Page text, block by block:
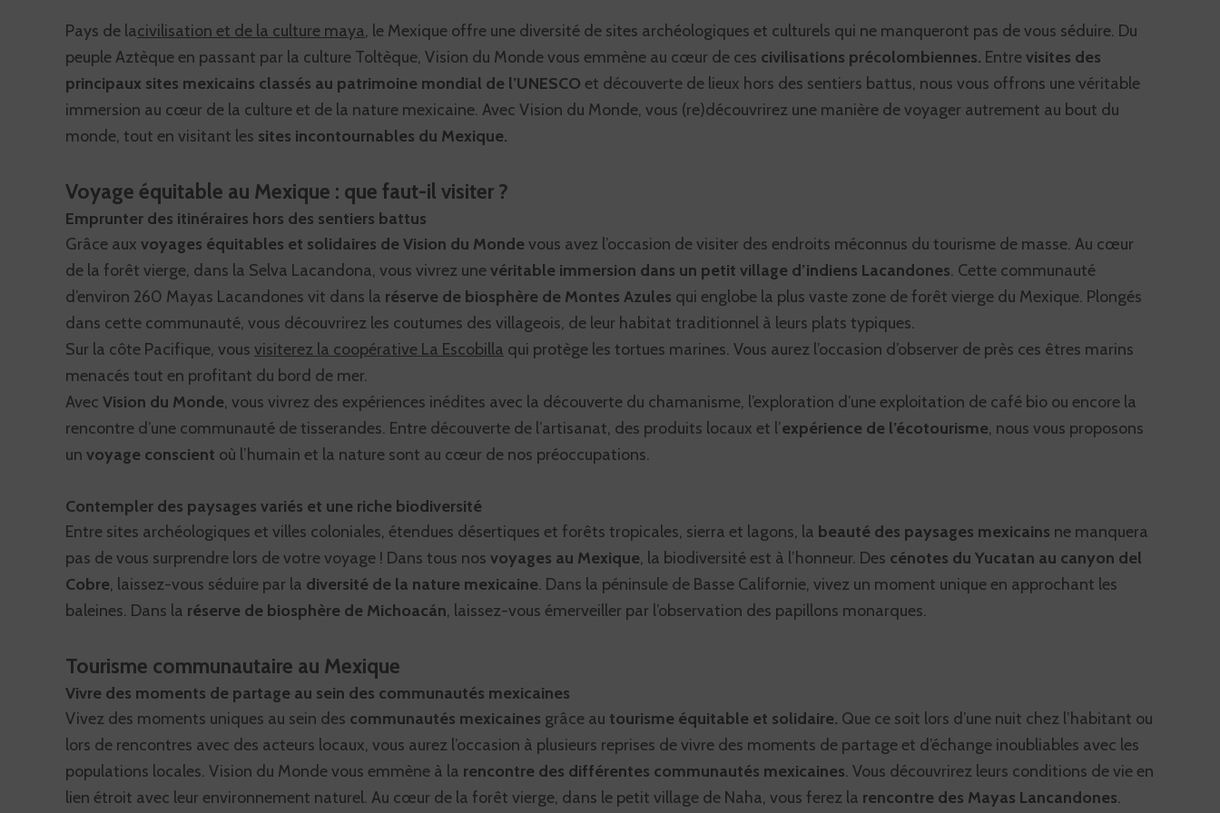
Pays de lacivilisation et de la culture maya, le Mexique offre une diversité de sites archéologiques et culturels qui ne manqueront pas de vous séduire. Du
peuple Aztèque en passant par la culture Toltèque, Vision du Monde vous emmène au cœur de ces civilisations précolombiennes. Entrevisites des
principaux sites mexicains classés au patrimoine mondial de l’UNESCO et découverte de lieux hors des sentiers battus, nous vous offrons une véritable
immersion au cœur de la culture et de la nature mexicaine. Avec Vision du Monde, vous (re)découvrirez une manière de voyager autrement au bout du
monde, tout en visitant les sites incontournables du Mexique.
Voyage équitable au Mexique : que faut-il visiter ?
Emprunter des itinéraires hors des sentiers battus
Grâce aux voyages équitables et solidaires de Vision du Monde vous avez l’occasion de visiter des endroits méconnus du tourisme de masse. Au cœur
de la forêt vierge, dans la Selva Lacandona, vous vivrez unevéritable immersion dans un petit village d’indiens Lacandones. Cette communauté
d’environ 260 Mayas Lacandones vit dans la réserve de biosphère de Montes Azules qui englobe la plus vaste zone de forêt vierge du Mexique. Plongés
dans cette communauté, vous découvrirez les coutumes des villageois, de leur habitat traditionnel à leurs plats typiques.
Sur la côte Pacifique, vous visiterez la coopérative La Escobilla qui protège les tortues marines. Vous aurez l’occasion d’observer de près ces êtres marins
menacés tout en profitant du bord de mer.
Avec Vision du Monde, vous vivrez des expériences inédites avec la découverte du chamanisme, l’exploration d’une exploitation de café bio ou encore la
rencontre d’une communauté de tisserandes. Entre découverte de l’artisanat, des produits locaux et l’expérience de l’écotourisme, nous vous proposons
un voyage conscient où l’humain et la nature sont au cœur de nos préoccupations.
Contempler des paysages variés et une riche biodiversité
Entre sites archéologiques et villes coloniales, étendues désertiques et forêts tropicales, sierra et lagons, la beauté des paysages mexicains ne manquera
pas de vous surprendre lors de votre voyage ! Dans tous nos voyages au Mexique, la biodiversité est à l’honneur. Des cénotes du Yucatan au canyon del
Cobre, laissez-vous séduire par la diversité de la nature mexicaine. Dans la péninsule de Basse Californie, vivez un moment unique en approchant les
baleines. Dans la réserve de biosphère de Michoacán, laissez-vous émerveiller par l’observation des papillons monarques.
Tourisme communautaire au Mexique
Vivre des moments de partage au sein des communautés mexicaines
Vivez des moments uniques au sein des communautés mexicaines grâce au tourisme équitable et solidaire. Que ce soit lors d’une nuit chez l’habitant ou
lors de rencontres avec des acteurs locaux, vous aurez l’occasion à plusieurs reprises de vivre des moments de partage et d’échange inoubliables avec les
populations locales. Vision du Monde vous emmène à la rencontre des différentes communautés mexicaines. Vous découvrirez leurs conditions de vie en
lien étroit avec leur environnement naturel. Au cœur de la forêt vierge, dans le petit village de Naha, vous ferez la rencontre des Mayas Lancandones.